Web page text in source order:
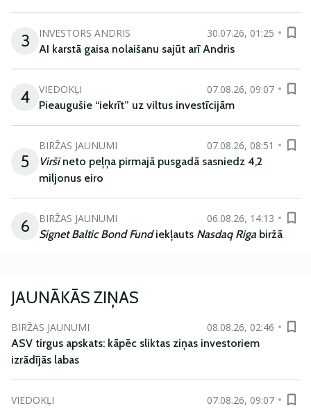
3 INVESTORS ANDRIS
30.07.26, 01:25
AI karstā gaisa nolaišanu sajūt arī Andris
4 VIEDOKĻI
07.08.26, 09:07
Pieaugušie “iekrīt” uz viltus investīcijām
5
BIRŽAS JAUNUMI
07.08.26, 08:51
Viršineto peļņa pirmajā pusgadā sasniedz 4,2
miljonus eiro
6 BIRŽAS JAUNUMI
06.08.26, 14:13
Signet Baltic Bond Fundiekļauts Nasdaq Riga biržā
JAUNĀKĀS ZIŅAS
BIRŽAS JAUNUMI
08.08.26, 02:46
ASV tirgus apskats: kāpēc sliktas ziņas investoriem
izrādījās labas
VIEDOKĻI 07.08.26, 09:07